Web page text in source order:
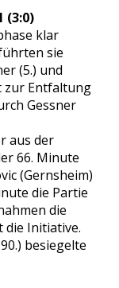
(3:0)
klar
sie
(5.) und
zur Entfaltung
Gessner
aus der
66. Minute
(Gernsheim)
die Partie
die
die Initiative.
besiegelte